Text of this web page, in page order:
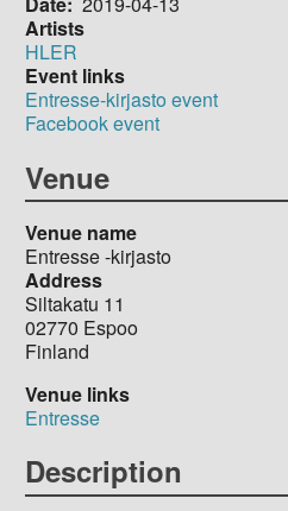
Artists
HLER
Event links
Entresse-kirjasto event
Facebook event
Venue
Venue name
Entresse -kirjasto
Address
Siltakatu 11
02770 Espoo
Finland
Venue links
Entresse
Description